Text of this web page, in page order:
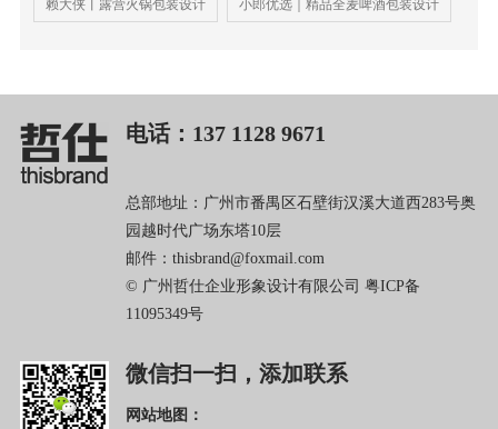
赖大侠丨露营火锅包装设计 小郎优选｜精品全麦啤酒包装设计
电话：137 1128 9671
总部地址：广州市番禺区石壁街汉溪大道西283号奥
园越时代广场东塔10层
邮件：thisbrand@foxmail.com
© 广州哲仕企业形象设计有限公司 粤ICP备
11095349号
微信扫一扫，添加联系
网站地图：